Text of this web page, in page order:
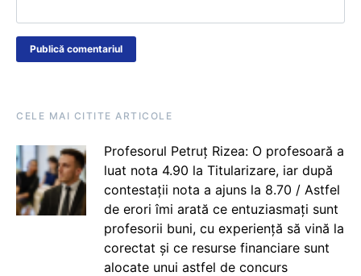
CELE MAI CITITE ARTICOLE
Profesorul Petruț Rizea: O profesoară a
luat nota 4.90 la Titularizare, iar după
contestații nota a ajuns la 8.70 / Astfel
de erori îmi arată ce entuziasmați sunt
profesorii buni, cu experiență să vină la
corectat și ce resurse financiare sunt
alocate unui astfel de concurs